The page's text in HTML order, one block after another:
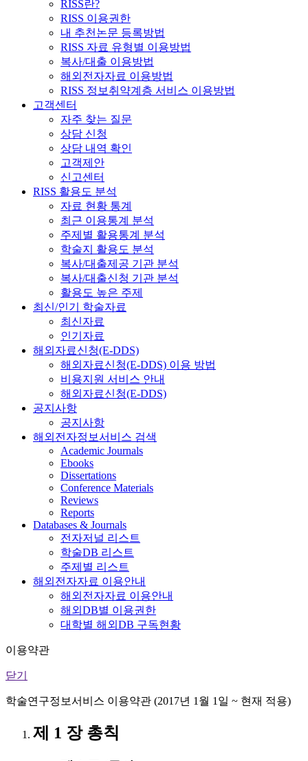
RISS란?
RISS 이용권한
내 추천논문 등록방법
RISS 자료 유형별 이용방법
복사/대출 이용방법
해외전자자료 이용방법
RISS 정보취약계층 서비스 이용방법
고객센터
자주 찾는 질문
상담 신청
상담 내역 확인
고객제안
신고센터
RISS 활용도 분석
자료 현황 통계
최근 이용통계 분석
주제별 활용통계 분석
학술지 활용도 분석
복사/대출제공 기관 분석
복사/대출신청 기관 분석
활용도 높은 주제
최신/인기 학술자료
최신자료
인기자료
해외자료신청(E-DDS)
해외자료신청(E-DDS) 이용 방법
비용지원 서비스 안내
해외자료신청(E-DDS)
공지사항
공지사항
해외전자정보서비스 검색
Academic Journals
Ebooks
Dissertations
Conference Materials
Reviews
Reports
Databases & Journals
전자저널 리스트
학술DB 리스트
주제별 리스트
해외전자자료 이용안내
해외전자자료 이용안내
해외DB별 이용권한
대학별 해외DB 구독현황
이용약관
닫기
학술연구정보서비스 이용약관 (2017년 1월 1일 ~ 현재 적용)
제 1 장 총칙